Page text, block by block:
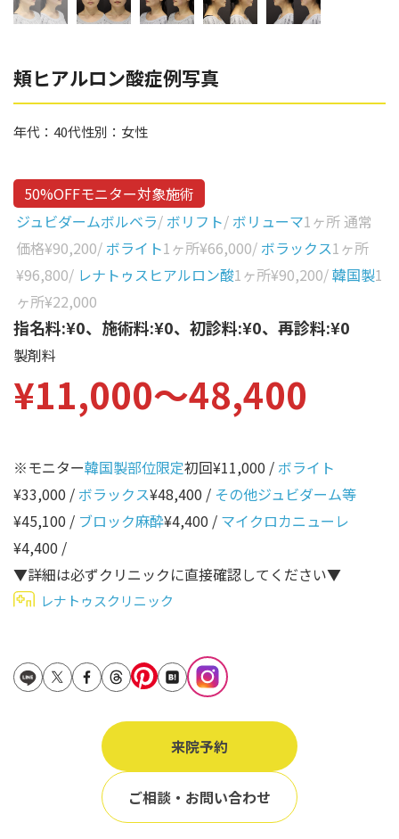
Parts
部位から探す
額
こめかみ
眉間
眉上
目の上
涙袋
眼窩縁（目の下）
ゴルゴライン
鼻
ほうれい線
唇
口角
顎
首
立ち耳
ネハ
リジュラン
目の下のクマ取り
その他
Gender
女性
その他
Age
年代から探す
10代
20代
50代
70代
80代
90代
頬ヒアルロン酸症例写真
年代： 40代性別： 女性
50%OFFモニター対象施術
ジュビダームボルベラ/ ボリフト/ ボリューマ1ヶ所 通常
価格¥90,200/ ボライト1ヶ所¥66,000/ ボラックス1ヶ所
¥96,800/ レナトゥスヒアルロン酸1ヶ所¥90,200/韓国製1
ヶ所¥22,000
指名料:¥0、施術料:¥0、初診料:¥0、再診料:¥0
製剤料
¥11,000〜48,400
※モニター韓国製部位限定初回¥11,000 / ボライト
¥33,000 / ボラックス¥48,400 / その他ジュビダーム等
¥45,100 / ブロック麻酔¥4,400 / マイクロカニューレ
¥4,400 /
▼詳細は必ずクリニックに直接確認してください▼
レナトゥスクリニック
来院予約
ご相談・お問い合わせ